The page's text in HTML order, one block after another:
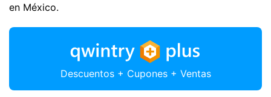
en México.
Descuentos + Cupones + Ventas